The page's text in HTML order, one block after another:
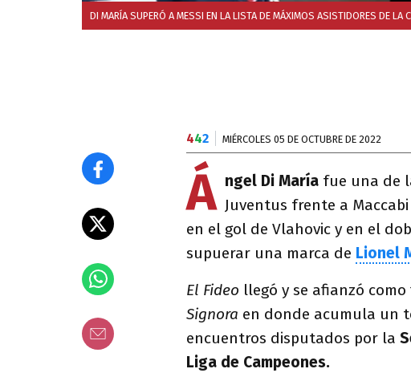
DI MARÍA SUPERÓ A MESSI EN LA LISTA DE MÁXIMOS ASISTIDORES DE LA
442 MIÉRCOLES 05 DE OCTUBRE DE 2022
Á ngel Di María fue una de
Juventus frente a
en el gol de Vlahovic y en el
supuerar una marca de Lionel
El Fideo llegó y se afianzó
Signora en donde acumula un
encuentros disputados por la
Liga de Campeones.